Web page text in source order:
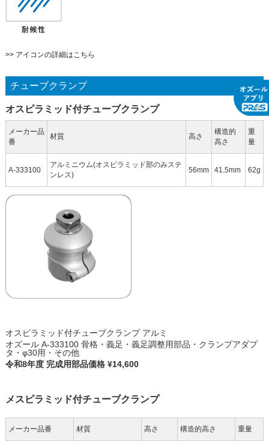
>> アイコンの詳細はこちら
チューブクランプ
オスピラミッド付チューブクランプ
メーカー品
番
材質 高さ
構造的
高さ
重
量
A-333100
アルミニウム(オスピラミッド部のみステ
ンレス)
56mm 41.5mm 62g
オスピラミッド付チューブクランプ アルミ
オズール A-333100 骨格・義足・義足調整用部品・クランプアダプ
タ・φ30用・その他
令和8年度 完成用部品価格 ¥14,600
メスピラミッド付チューブクランプ
メーカー品番 材質 高さ 構造的高さ 重量